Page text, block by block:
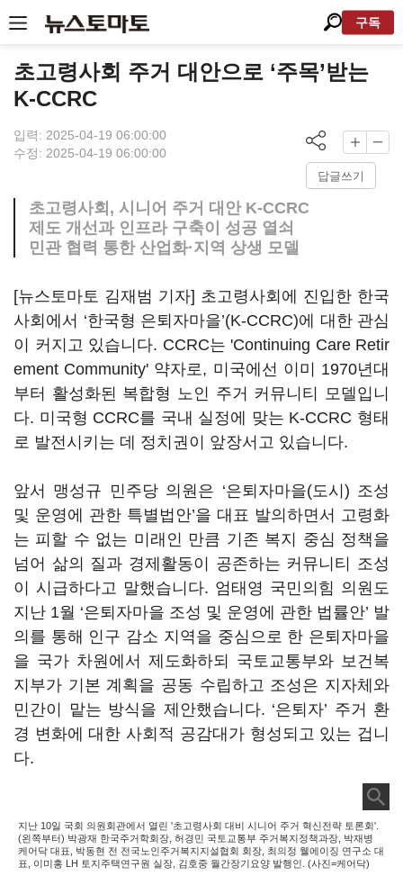
구독
초고령사회 주거 대안으로 ‘주목’받는
K-CCRC
입력: 2025-04-19 06:00:00
수정: 2025-04-19 06:00:00
답글쓰기
초고령사회, 시니어 주거 대안 K-CCRC
제도 개선과 인프라 구축이 성공 열쇠
민관 협력 통한 산업화·지역 상생 모델
[뉴스토마토 김재범 기자] 초고령사회에 진입한 한국
사회에서 ‘한국형 은퇴자마을’(K-CCRC)에 대한 관심
이 커지고 있습니다. CCRC는 'Continuing Care Retir
ement Community' 약자로, 미국에선 이미 1970년대
부터 활성화된 복합형 노인 주거 커뮤니티 모델입니
다. 미국형 CCRC를 국내 실정에 맞는 K-CCRC 형태
로 발전시키는 데 정치권이 앞장서고 있습니다.
앞서 맹성규 민주당 의원은 ‘은퇴자마을(도시 ) 조성
및 운영에 관한 특별법안’을 대표 발의하면서 고령화
는 피할 수 없는 미래인 만큼 기존 복지 중심 정책을
넘어 삶의 질과 경제활동이 공존하는 커뮤니티 조성
이 시급하다고 말했습니다. 엄태영 국민의힘 의원도
지난 1월 ‘은퇴자마을 조성 및 운영에 관한 법률안’ 발
의를 통해 인구 감소 지역을 중심으로 한 은퇴자마을
을 국가 차원에서 제도화하되 국토교통부와 보건복
지부가 기본 계획을 공동 수립하고 조성은 지자체와
민간이 맡는 방식을 제안했습니다. ‘은퇴자’ 주거 환
경 변화에 대한 사회적 공감대가 형성되고 있는 겁니
다.
지난 10일 국회 의원회관에서 열린 '초고령사회 대비 시니어 주거 혁신전략 토론회'.
(왼쪽부터) 박광재 한국주거학회장, 허경민 국토교통부 주거복지정책과장, 박재병
케어닥 대표, 박동현 전 전국노인주거복지지설협회 회장, 최의정 웰에이징 연구소 대
표, 이미홍 LH 토지주택연구원 실장, 김호중 월간장기요양 발행인. (사진=케어닥)